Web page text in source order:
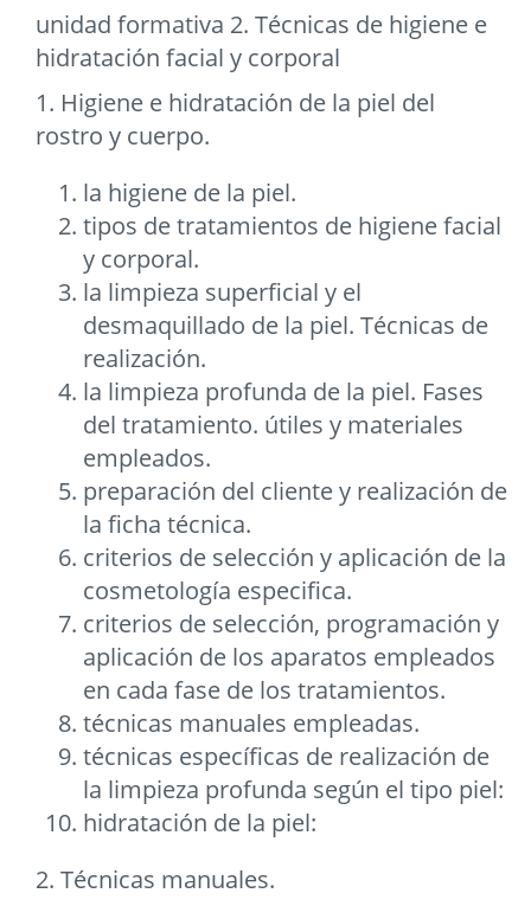
unidad formativa 2. Técnicas de higiene e
hidratación facial y corporal
1. Higiene e hidratación de la piel del
rostro y cuerpo.
la higiene de la piel.
tipos de tratamientos de higiene facial
y corporal.
la limpieza superficial y el
desmaquillado de la piel. Técnicas de
realización.
la limpieza profunda de la piel. Fases
del tratamiento. útiles y materiales
empleados.
preparación del cliente y realización de
la ficha técnica.
criterios de selección y aplicación de la
cosmetología especifica.
criterios de selección, programación y
aplicación de los aparatos empleados
en cada fase de los tratamientos.
técnicas manuales empleadas.
técnicas específicas de realización de
la limpieza profunda según el tipo piel:
hidratación de la piel:
2. Técnicas manuales.